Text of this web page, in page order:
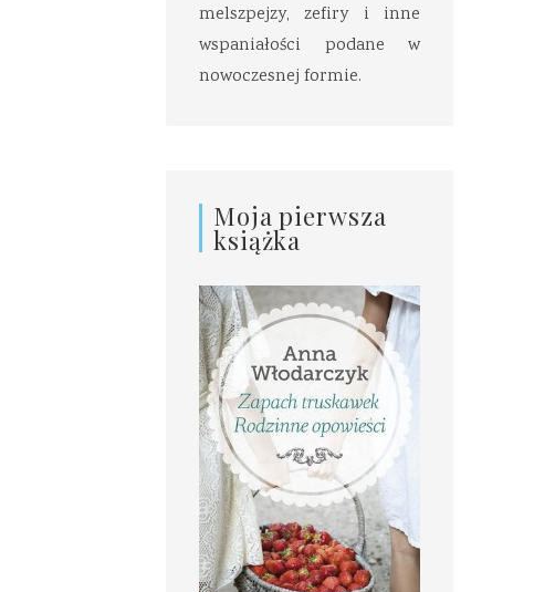
melszpejzy, zefiry i inne
wspaniałości podane w
nowoczesnej formie.
Moja pierwsza
książka